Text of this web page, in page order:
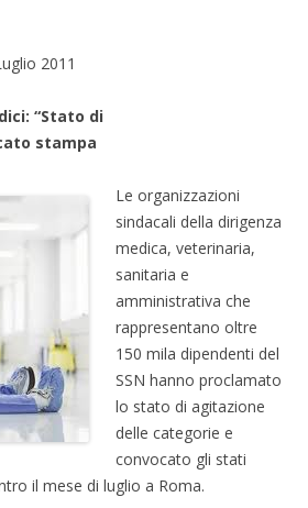
2011
“Stato di
stampa
Le organizzazioni
sindacali della dirigenza
medica, veterinaria,
sanitaria e
amministrativa che
rappresentano oltre
150 mila dipendenti del
SSN hanno proclamato
lo stato di agitazione
delle categorie e
convocato gli stati
il mese di luglio a Roma.